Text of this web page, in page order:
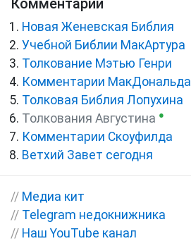
Комментарии
Новая Женевская Библия
Учебной Библии МакАртура
Толкование Мэтью Генри
Комментарии МакДональда
Толковая Библия Лопухина
Толкования Августина ●
Комментарии Скоуфилда
Ветхий Завет сегодня
// Медиа кит
// Telegram недокнижника
// Наш YouTube канал